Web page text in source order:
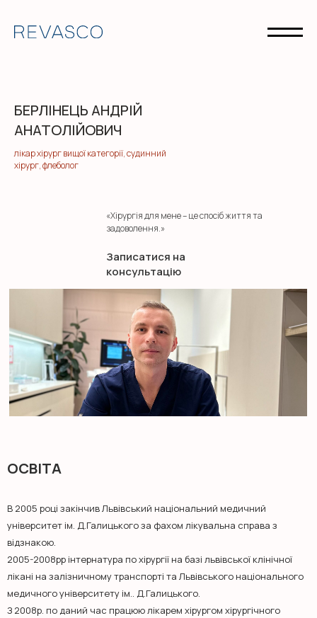
БЕРЛІНЕЦЬ АНДРІЙ
АНАТОЛІЙОВИЧ
Записатися на
консультацію
лікар хірург вищої категорії, судинний
хірург, флеболог
«Хірургія для мене – це спосіб життя та
задоволення.»
В 2005 році закінчив Львівський національний медичний
університет ім. Д.Галицького за фахом лікувальна справа з
відзнакою.
2005-2008рр інтернатура по хірургії на базі львівської клінічної
лікані на залізничному транспорті та Львівського національного
медичного університету ім.. Д.Галицького.
З 2008р. по даний час працюю лікарем хірургом хірургічного
ОСВІТА